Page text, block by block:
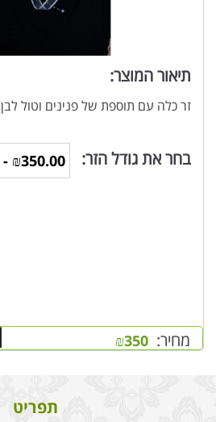
תיאור המוצר:
זר כלה עם תוספת של פנינים וטול לבן
בחר את גודל הזר:
מחיר: ₪350
תפריט